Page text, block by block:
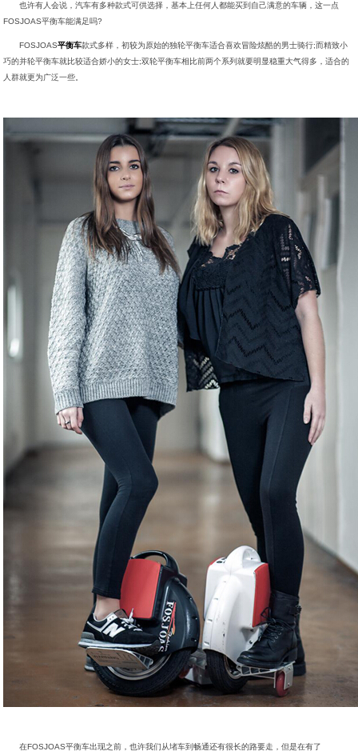
也许有人会说，汽车有多种款式可供选择，基本上任何人都能买到自己满意的车辆，这一点
FOSJOAS平衡车能满足吗?
FOSJOAS平衡车款式多样，初较为原始的独轮平衡车适合喜欢冒险炫酷的男士骑行;而精致小
巧的并轮平衡车就比较适合娇小的女士;双轮平衡车相比前两个系列就要明显稳重大气得多，适合的
人群就更为广泛一些。
在FOSJOAS平衡车出现之前，也许我们从堵车到畅通还有很长的路要走，但是在有了